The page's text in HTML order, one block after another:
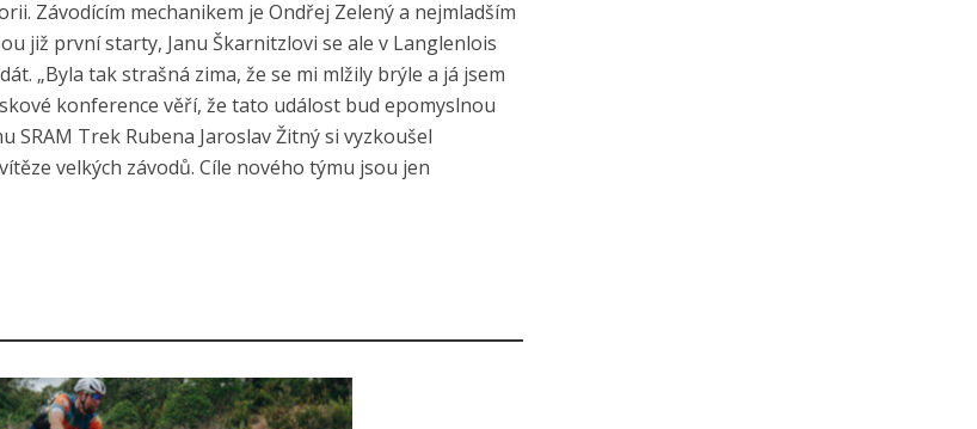
Závodícím mechanikem je Ondřej Zelený a nejmladším
již první starty, Janu Škarnitzlovi se ale v Langlenlois
„Byla tak strašná zima, že se mi mlžily brýle a já jsem
konference věří, že tato událost bud epomyslnou
SRAM Trek Rubena Jaroslav Žitný si vyzkoušel
velkých závodů. Cíle nového týmu jsou jen